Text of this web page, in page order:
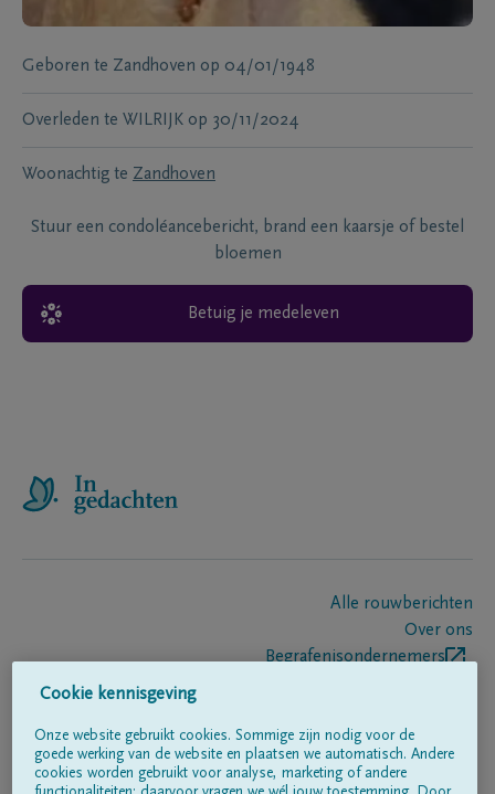
Geboren te Zandhoven op 04/01/1948
Overleden te WILRIJK op 30/11/2024
Woonachtig te Zandhoven
Stuur een condoléancebericht, brand een kaarsje of bestel
bloemen
Betuig je medeleven
Alle rouwberichten
Over ons
Begrafenisondernemers
Volg ons op
Cookie kennisgeving
Onze website gebruikt cookies. Sommige zijn nodig voor de
goede werking van de website en plaatsen we automatisch. Andere
cookies worden gebruikt voor analyse, marketing of andere